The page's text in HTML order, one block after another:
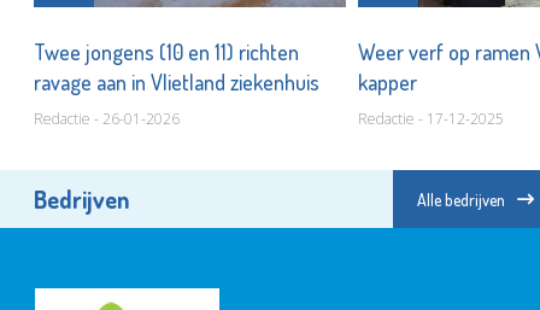
Twee jongens (10 en 11) richten
ravage aan in Vlietland ziekenhuis
Redactie - 26-01-2026
Weer verf op ramen
kapper
Redactie - 17-12-2025
Bedrijven Alle bedrijven